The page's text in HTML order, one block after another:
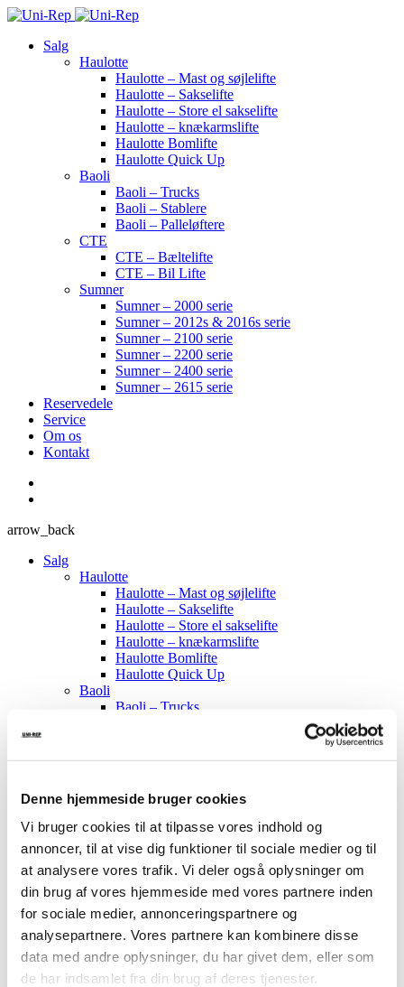
Denne hjemmeside bruger cookies
Vi bruger cookies til at tilpasse vores indhold og
annoncer, til at vise dig funktioner til sociale medier og til
at analysere vores trafik. Vi deler også oplysninger om
din brug af vores hjemmeside med vores partnere inden
for sociale medier, annonceringspartnere og
analysepartnere. Vores partnere kan kombinere disse
data med andre oplysninger, du har givet dem, eller som
de har indsamlet fra din brug af deres tjenester.
Salg
Haulotte
Haulotte – Mast og søjlelifte
Haulotte – Sakselifte
Haulotte – Store el sakselifte
Haulotte – knækarmslifte
Haulotte Bomlifte
Haulotte Quick Up
Baoli
Baoli – Trucks
Baoli – Stablere
Baoli – Palleløftere
CTE
CTE – Bæltelifte
CTE – Bil Lifte
Sumner
Sumner – 2000 serie
Sumner – 2012s & 2016s serie
Sumner – 2100 serie
Sumner – 2200 serie
Sumner – 2400 serie
Sumner – 2615 serie
Reservedele
Service
Om os
Kontakt
arrow_back
Salg
Haulotte
Haulotte – Mast og søjlelifte
Haulotte – Sakselifte
Haulotte – Store el sakselifte
Haulotte – knækarmslifte
Haulotte Bomlifte
Haulotte Quick Up
Baoli
Baoli – Trucks
Sumner
Sumner – 2000 serie
Sumner – 2012s & 2016s serie
Sumner – 2100 serie
Sumner – 2200 serie
Sumner – 2400 serie
Sumner – 2615 serie
Reservedele
Service
Om os
Kontakt